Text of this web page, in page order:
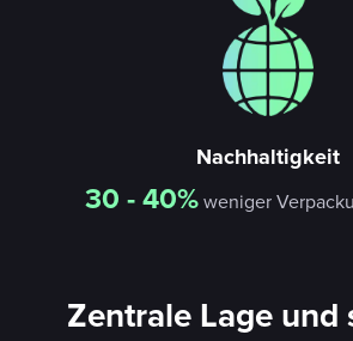
Nachhaltigkeit
30 - 40%weniger
Zentrale Lage und